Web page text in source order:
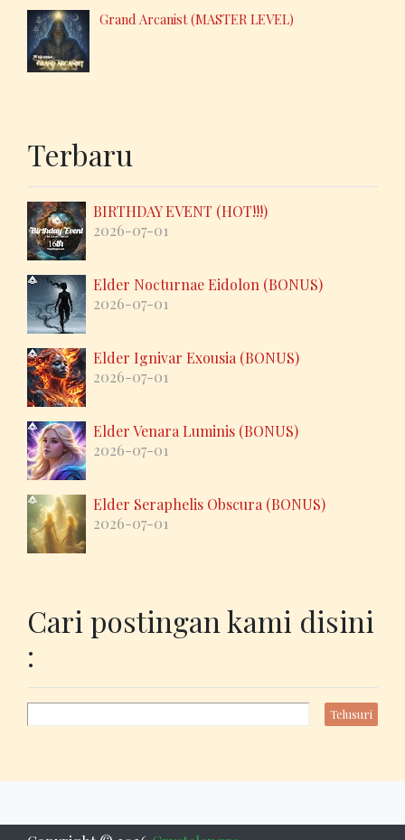
Grand Arcanist (MASTER LEVEL)
Terbaru
BIRTHDAY EVENT (HOT!!!)
2026-07-01
Elder Nocturnae Eidolon (BONUS)
2026-07-01
Elder Ignivar Exousia (BONUS)
2026-07-01
Elder Venara Luminis (BONUS)
2026-07-01
Elder Seraphelis Obscura (BONUS)
2026-07-01
Cari postingan kami disini
: